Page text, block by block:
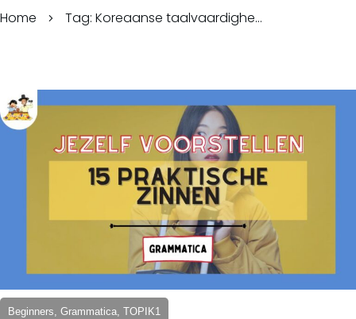
Home Tag: Koreaanse taalvaardigheid
Beginners, Grammatica, TOPIK1